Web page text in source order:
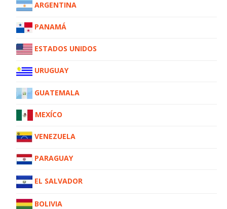
ARGENTINA
PANAMÁ
ESTADOS UNIDOS
URUGUAY
GUATEMALA
MEXÍCO
VENEZUELA
PARAGUAY
EL SALVADOR
BOLIVIA